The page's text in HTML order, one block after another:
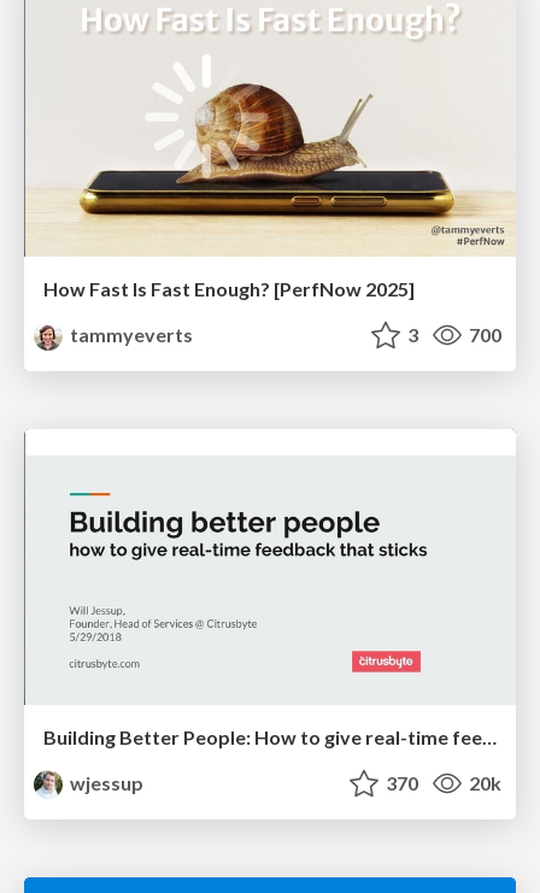
How Fast Is Fast Enough? [PerfNow 2025]
tammyeverts
3 700
Building Better People: How to give real-time feedback that sticks.
wjessup
370 20k